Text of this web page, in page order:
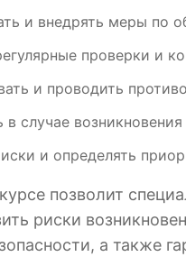
и внедрять меры по
проверки и
и проводить
в случае
и определять
позволит
риски
а также